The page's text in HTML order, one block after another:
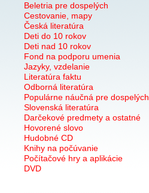
Beletria pre dospelých
Cestovanie, mapy
Česká literatúra
Deti do 10 rokov
Deti nad 10 rokov
Fond na podporu umenia
Jazyky, vzdelanie
Literatúra faktu
Odborná literatúra
Populárne náučná pre dospelých
Slovenská literatúra
Darčekové predmety a ostatné
Hovorené slovo
Hudobné CD
Knihy na počúvanie
Počítačové hry a aplikácie
DVD